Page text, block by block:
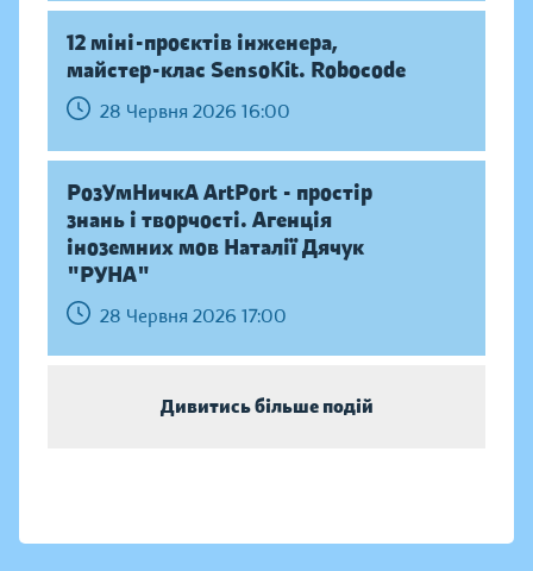
12 міні-проєктів інженера,
майстер-клас SensoKit. Robocode
28 Червня 2026 16:00
РозУмНичкА ArtPort - простір
знань і творчості. Агенція
іноземних мов Наталії Дячук
"РУНА"
28 Червня 2026 17:00
Дивитись більше подій